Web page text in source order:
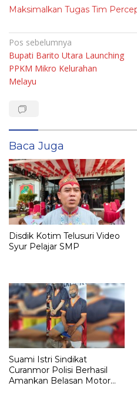
Maksimalkan Tugas Tim
Navigasi
pos
Pos sebelumnya
Bupati Barito Utara Launching
PPKM Mikro Kelurahan
Melayu
Baca Juga
Disdik Kotim Telusuri Video
Syur Pelajar SMP
Suami Istri Sindikat
Curanmor Polisi Berhasil
Amankan Belasan Motor